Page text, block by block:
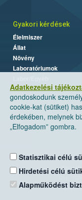
Adatkezelési
gondoskodunk
cookie-kat (sütiket)
érdekében, melynek
„Elfogadom” gombra.
Statisztikai célú
Hirdetési célú
Alapműködést
Gyakori kérdések
Élelmiszer
Állat
Növény
Laboratóriumok